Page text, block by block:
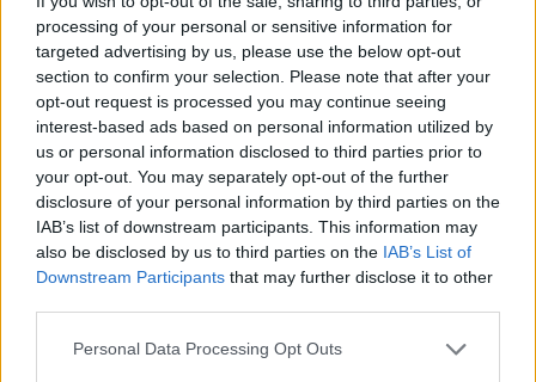
processing of your personal or sensitive information for
targeted advertising by us, please use the below opt-out
section to confirm your selection. Please note that after your
opt-out request is processed you may continue seeing
interest-based ads based on personal information utilized by
us or personal information disclosed to third parties prior to
your opt-out. You may separately opt-out of the further
disclosure of your personal information by third parties on the
IAB’s list of downstream participants. This information may
also be disclosed by us to third parties on the IAB’s List of
Downstream Participants that may further disclose it to other
Personal Data Processing Opt Outs
Britanniát is
SZEMLE 1 perc
Minden évszázadra jutott egy
„szuperaszály”, az idei év mégis más
AGRÁRIUM 4 perc
Egymillió hektár szántóföldön
kellene átalakítani a gazdálkodást –
Fontos kutatás készült hazánk